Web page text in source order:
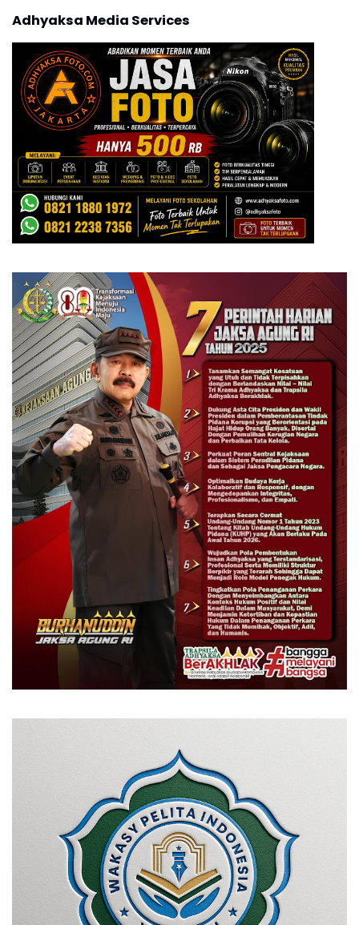
Adhyaksa Media Services